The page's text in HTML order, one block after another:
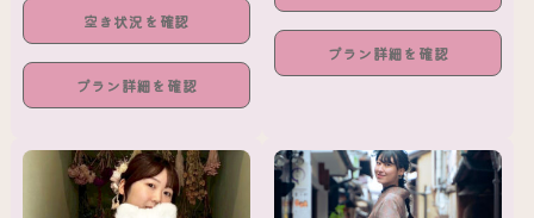
空き状況を確認
プラン詳細を確認
プラン詳細を確認